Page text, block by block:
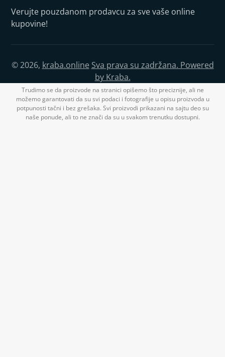
Verujte pouzdanom prodavcu za sve vaše online
kupovine!
© 2026, kraba.online Sva prava su zadržana. Powered
by Kraba.
Trudimo se da proizvode na stranici opišemo što preciznije, ali ne
možemo garantovati da su svi podaci i fotografije u opisu proizvoda u
potpunosti tačni i bez grešaka. Svi proizvodi prikazani na sajtu deo su
naše ponude, ali to ne znači da su u svakom trenutku dostupni.